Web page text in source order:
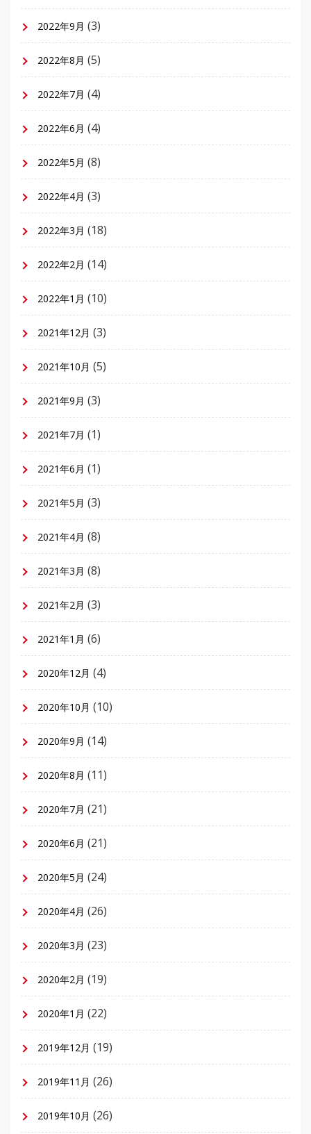
2022年9月 (3)
2022年8月 (5)
2022年7月 (4)
2022年6月 (4)
2022年5月 (8)
2022年4月 (3)
2022年3月 (18)
2022年2月 (14)
2022年1月 (10)
2021年12月 (3)
2021年10月 (5)
2021年9月 (3)
2021年7月 (1)
2021年6月 (1)
2021年5月 (3)
2021年4月 (8)
2021年3月 (8)
2021年2月 (3)
2021年1月 (6)
2020年12月 (4)
2020年10月 (10)
2020年9月 (14)
2020年8月 (11)
2020年7月 (21)
2020年6月 (21)
2020年5月 (24)
2020年4月 (26)
2020年3月 (23)
2020年2月 (19)
2020年1月 (22)
2019年12月 (19)
2019年11月 (26)
2019年10月 (26)